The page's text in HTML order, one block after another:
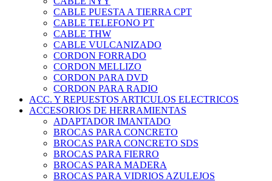
CABLE PUESTA A TIERRA CPT
CABLE TELEFONO PT
CABLE THW
CABLE VULCANIZADO
CORDON FORRADO
CORDON MELLIZO
CORDON PARA DVD
CORDON PARA RADIO
ACC. Y REPUESTOS ARTICULOS ELECTRICOS
ACCESORIOS DE HERRAMIENTAS
ADAPTADOR IMANTADO
BROCAS PARA CONCRETO
BROCAS PARA CONCRETO SDS
BROCAS PARA FIERRO
BROCAS PARA MADERA
BROCAS PARA VIDRIOS AZULEJOS